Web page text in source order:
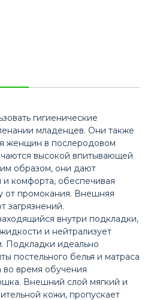
гигиенические
младенцев. Они также
женщин в послеродовом
высокой впитывающей
образом, они дают
комфорта, обеспечивая
от промокания. Внешняя
загрязнений.
внутри подкладки,
и нейтрализует
Подкладки идеально
постельного белья и матраса
во время обучения
Внешний слой мягкий и
кожи, пропускает